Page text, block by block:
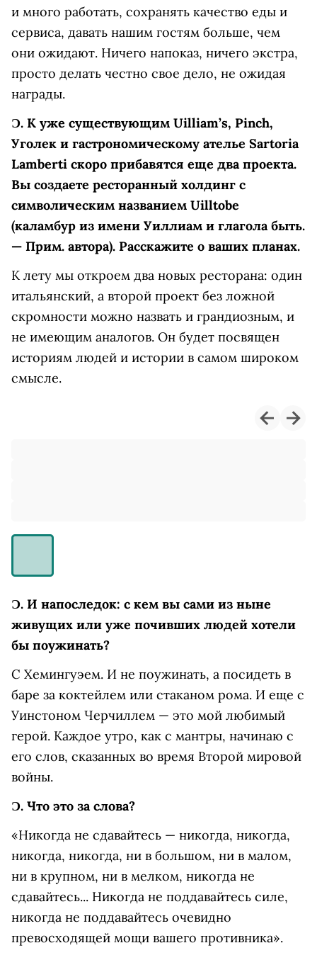
и много работать, сохранять качество еды и
сервиса, давать нашим гостям больше, чем
они ожидают. Ничего напоказ, ничего экстра,
просто делать честно свое дело, не ожидая
награды.
Ɔ. К уже существующим Uilliam’s, Pinch,
Уголек и гастрономическому ателье Sartoria
Lamberti скоро прибавятся еще два проекта.
Вы создаете ресторанный холдинг с
символическим названием Uilltobe
(каламбур из имени Уиллиам и глагола быть.
— Прим. автора). Расскажите о ваших планах.
К лету мы откроем два новых ресторана: один
итальянский, а второй проект без ложной
скромности можно назвать и грандиозным, и
не имеющим аналогов. Он будет посвящен
историям людей и истории в самом широком
смысле.
Ɔ. И напоследок: с кем вы сами из ныне
живущих или уже почивших людей хотели
бы поужинать?
С Хемингуэем. И не поужинать, а посидеть в
баре за коктейлем или стаканом рома. И еще с
Уинстоном Черчиллем — это мой любимый
герой. Каждое утро, как с мантры, начинаю с
его слов, сказанных во время Второй мировой
войны.
Ɔ. Что это за слова?
«Никогда не сдавайтесь — никогда, никогда,
никогда, никогда, ни в большом, ни в малом,
ни в крупном, ни в мелком, никогда не
сдавайтесь... Никогда не поддавайтесь силе,
никогда не поддавайтесь очевидно
превосходящей мощи вашего противника».